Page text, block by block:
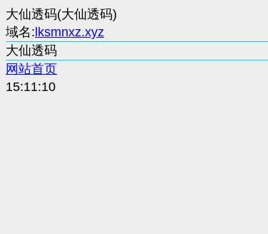
大仙透码(大仙透码)
域名: lksmnxz.xyz
大仙透码
网站首页
15:11:10